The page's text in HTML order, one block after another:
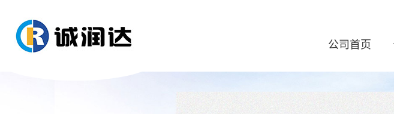
公司首页